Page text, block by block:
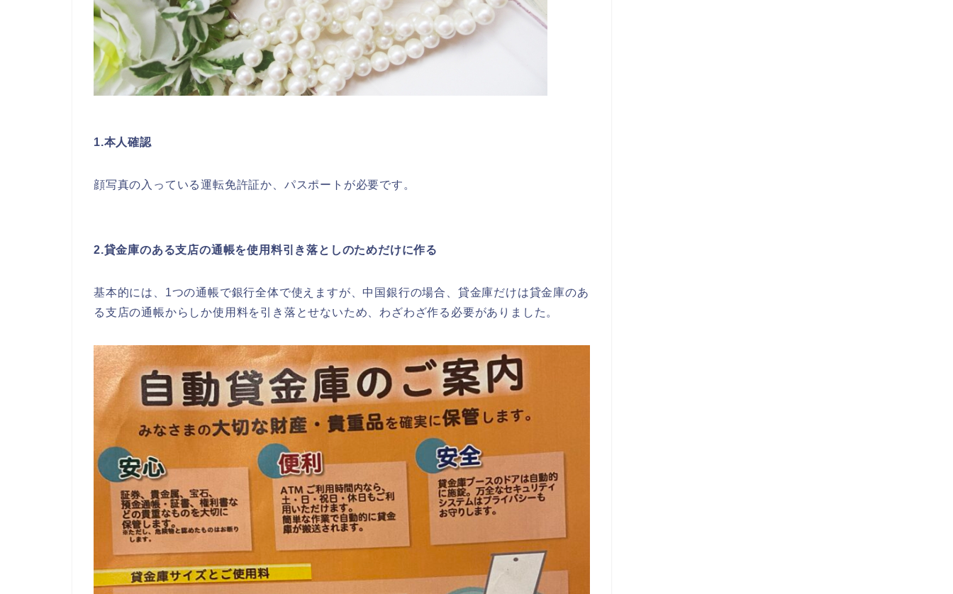
1.本人確認
顔写真の入っている運転免許証か、パスポートが必要です。
2.貸金庫のある支店の通帳を使用料引き落としのためだけに作る
基本的には、1つの通帳で銀行全体で使えますが、中国銀行の場合、貸金庫だけは貸金庫のあ
る支店の通帳からしか使用料を引き落とせないため、わざわざ作る必要がありました。